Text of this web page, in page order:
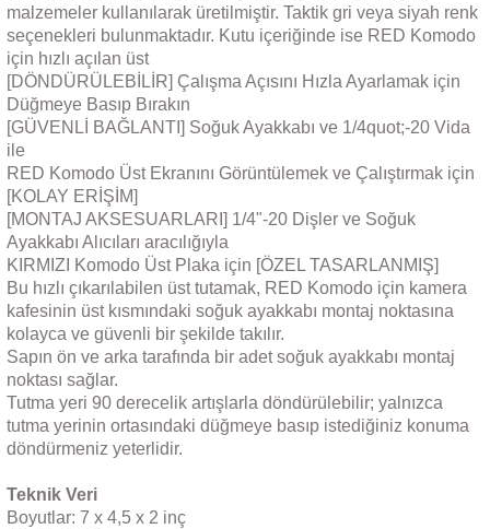
malzemeler kullanılarak üretilmiştir. Taktik gri veya siyah renk
seçenekleri bulunmaktadır. Kutu içeriğinde ise RED Komodo
için hızlı açılan üst
[DÖNDÜRÜLEBİLİR] Çalışma Açısını Hızla Ayarlamak için
Düğmeye Basıp Bırakın
[GÜVENLİ BAĞLANTI] Soğuk Ayakkabı ve 1/4quot;-20 Vida
ile
RED Komodo Üst Ekranını Görüntülemek ve Çalıştırmak için
[KOLAY ERİŞİM]
[MONTAJ AKSESUARLARI] 1/4"-20 Dişler ve Soğuk
Ayakkabı Alıcıları aracılığıyla
KIRMIZI Komodo Üst Plaka için [ÖZEL TASARLANMIŞ]
Bu hızlı çıkarılabilen üst tutamak, RED Komodo için kamera
kafesinin üst kısmındaki soğuk ayakkabı montaj noktasına
kolayca ve güvenli bir şekilde takılır.
Sapın ön ve arka tarafında bir adet soğuk ayakkabı montaj
noktası sağlar.
Tutma yeri 90 derecelik artışlarla döndürülebilir; yalnızca
tutma yerinin ortasındaki düğmeye basıp istediğiniz konuma
döndürmeniz yeterlidir.
Teknik Veri
Boyutlar: 7 x 4,5 x 2 inç